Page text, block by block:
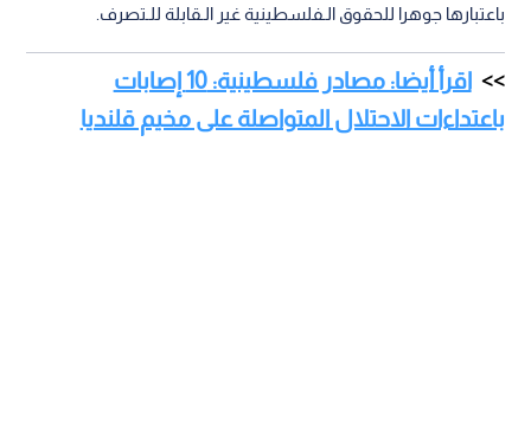
باعتبارها جوهرا للحقوق الـفلسطينية غير الـقابلة للـتصرف.
اقرأ أيضا: مصادر فلسطينية: 10 إصابات
باعتداءات الاحتلال المتواصلة على مخيم قلنديا